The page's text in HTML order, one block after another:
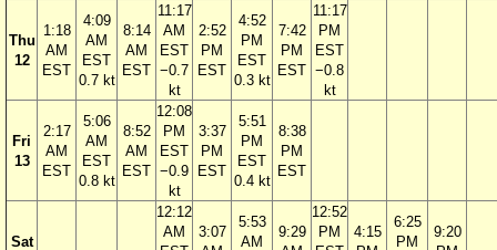
Thu
12
1:18
AM
EST
4:09
AM
EST
0.7 kt
8:14
AM
EST
11:17
AM
EST
−0.7
kt
2:52
PM
EST
4:52
PM
EST
0.3 kt
7:42
PM
EST
11:17
PM
EST
−0.8
kt
Fri
13
2:17
AM
EST
5:06
AM
EST
0.8 kt
8:52
AM
EST
12:08
PM
EST
−0.9
kt
3:37
PM
EST
5:51
PM
EST
0.4 kt
8:38
PM
EST
Sat
12:12
AM
3:07
5:53
AM
9:29
12:52
PM
4:15
6:25
PM
9:20